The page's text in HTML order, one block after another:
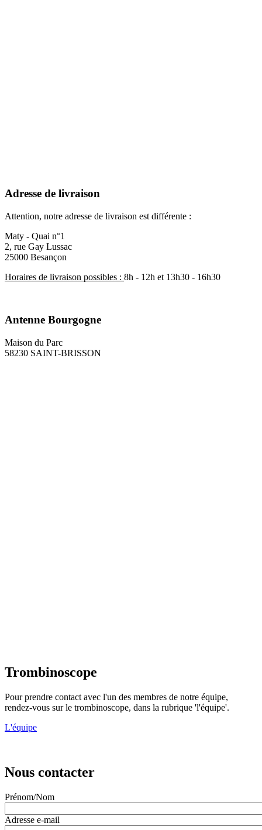
Adresse de livraison
Attention, notre adresse de livraison est différente :
Maty - Quai n°1
2, rue Gay Lussac
25000 Besançon
Horaires de livraison possibles : 8h - 12h et 13h30 - 16h30
Antenne Bourgogne
Maison du Parc
58230 SAINT-BRISSON
Trombinoscope
Pour prendre contact avec l'un des membres de notre équipe,
rendez-vous sur le trombinoscope, dans la rubrique 'l'équipe'.
L'équipe
Nous contacter
Prénom/Nom
Adresse e-mail